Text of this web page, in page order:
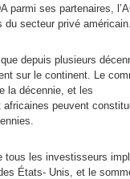
parmi ses partenaires,
secteur privé américain.
depuis plusieurs
sur le continent. Le
la décennie, et les
peuvent
tous les investisseurs
États- Unis, et le